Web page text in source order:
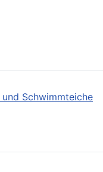
Schwimmteiche